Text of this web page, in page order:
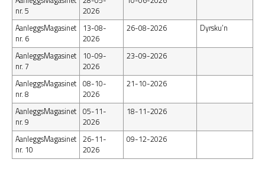
nr. 5
2026
AanleggsMagasinet
nr. 6
13-08-
2026
26-08-2026 Dyrsku’n
AanleggsMagasinet
nr. 7
10-09-
2026
23-09-2026
AanleggsMagasinet
nr. 8
08-10-
2026
21-10-2026
AanleggsMagasinet
nr. 9
05-11-
2026
18-11-2026
AanleggsMagasinet
nr. 10
26-11-
2026
09-12-2026